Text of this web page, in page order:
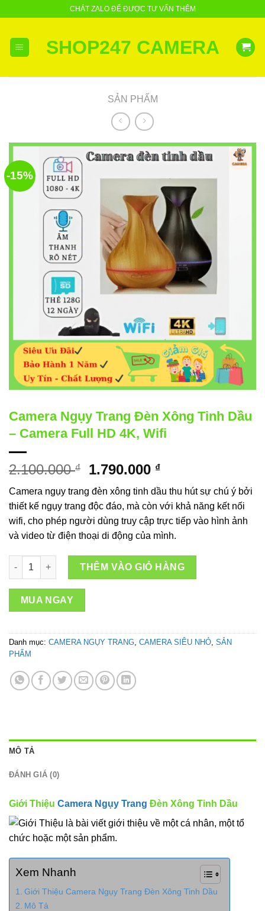
content
CHÁT ZALO ĐỂ ĐƯỢC TƯ VẤN THÊM
SHOP247 CAMERA
SẢN PHẨM
-15%
Camera Ngụy Trang Đèn Xông Tinh Dầu
– Camera Full HD 4K, Wifi
2.100.000₫
Giá
gốc
là:
2.100.000 ₫.
1.790.000 ₫Giá
tại
là:
1.790.000 ₫.
Camera ngụy trang đèn xông tinh dầu thu hút sự chú ý bởi
thiết kế ngụy trang độc đáo, mà còn với khả năng kết nối
wifi, cho phép người dùng truy cập trực tiếp vào hình ảnh
và video từ điện thoại di động của mình.
Camera Ngụy Trang Đèn Xông Tinh Dầu – Camera Full HD 4K,
THÊM VÀO GIỎ HÀNG
MUA NGAY
Danh mục: CAMERA NGỤY TRANG, CAMERA SIÊU NHỎ, SẢN
PHẨM
MÔ TẢ
ĐÁNH GIÁ (0)
Giới Thiệu Camera Ngụy Trang Đèn Xông Tinh Dầu
Xem Nhanh
Giới Thiệu Camera Ngụy Trang Đèn Xông Tinh Dầu
Mô Tả